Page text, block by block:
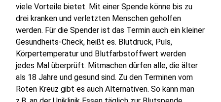
viele Vorteile bietet. Mit einer Spende könne bis zu
drei kranken und verletzten Menschen geholfen
werden. Für die Spender ist das Termin auch ein kleiner
Gesundheits-Check, heißt es. Blutdruck, Puls,
Körpertemperatur und Blutfarbstoffwert werden
jedes Mal überprüft. Mitmachen dürfen alle, die älter
als 18 Jahre und gesund sind. Zu den Terminen vom
Roten Kreuz gibt es auch Alternativen. So kann man